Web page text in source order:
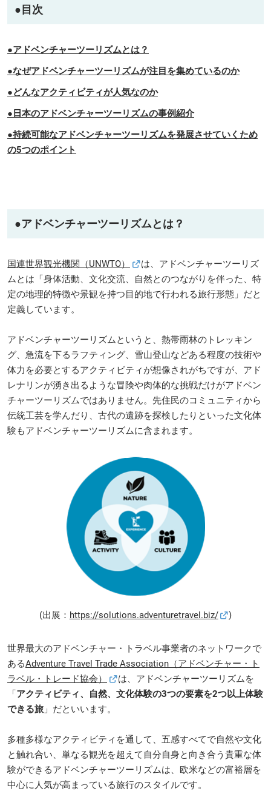
●目次
●アドベンチャーツーリズムとは？
●なぜアドベンチャーツーリズムが注目を集めているのか
●どんなアクティビティが人気なのか
●日本のアドベンチャーツーリズムの事例紹介
●持続可能なアドベンチャーツーリズムを発展させていくため
の5つのポイント
●アドベンチャーツーリズムとは？
国連世界観光機関（UNWTO）
は、アドベンチャーツーリズ
ムとは「身体活動、文化交流、自然とのつながりを伴った、特
定の地理的特徴や景観を持つ目的地で行われる旅行形態」だと
定義しています。
アドベンチャーツーリズムというと、熱帯雨林のトレッキン
グ、急流を下るラフティング、雪山登山などある程度の技術や
体力を必要とするアクティビティが想像されがちですが、アド
レナリンが湧き出るような冒険や肉体的な挑戦だけがアドベン
チャーツーリズムではありません。先住民のコミュニティから
伝統工芸を学んだり、古代の遺跡を探検したりといった文化体
験もアドベンチャーツーリズムに含まれます。
(出展： https://solutions.adventuretravel.biz/ )
世界最大のアドベンチャー・トラベル事業者のネットワークで
あるAdventure Travel Trade Association（アドベンチャー・ト
ラベル・トレード協会）
は、アドベンチャーツーリズムを
「アクティビティ、自然、文化体験の3つの要素を2つ以上体験
できる旅 」だといいます。
多種多様なアクティビティを通して、五感すべてで自然や文化
と触れ合い、単なる観光を超えて自分自身と向き合う貴重な体
験ができるアドベンチャーツーリズムは、欧米などの富裕層を
中心に人気が高まっている旅行のスタイルです。